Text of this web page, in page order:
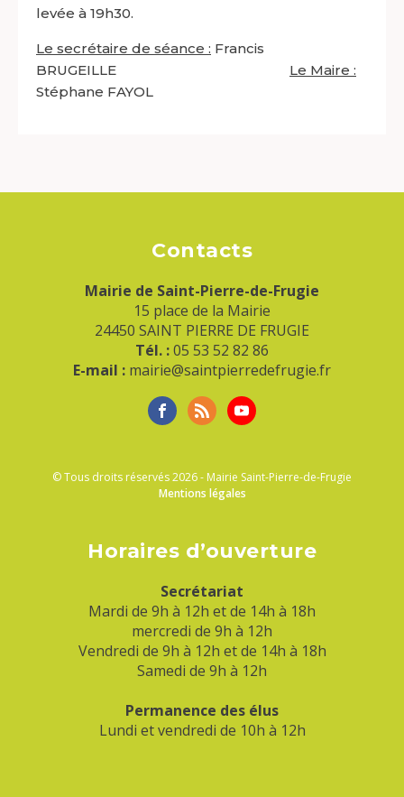
levée à 19h30.
Le secrétaire de séance : Francis
BRUGEILLE Le Maire :
Stéphane FAYOL
Contacts
Mairie de Saint-Pierre-de-Frugie
15 place de la Mairie
24450 SAINT PIERRE DE FRUGIE
Tél. :05 53 52 82 86
E-mail : mairie@saintpierredefrugie.fr
© Tous droits réservés 2026 - Mairie Saint-Pierre-de-Frugie
Mentions légales
Horaires d’ouverture
Secrétariat
Mardi de 9h à 12h et de 14h à 18h
mercredi de 9h à 12h
Vendredi de 9h à 12h et de 14h à 18h
Samedi de 9h à 12h
Permanence des élus
Lundi et vendredi de 10h à 12h